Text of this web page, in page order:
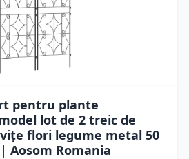
pentru plante
lot de 2 treic de
flori legume metal 50
Aosom Romania